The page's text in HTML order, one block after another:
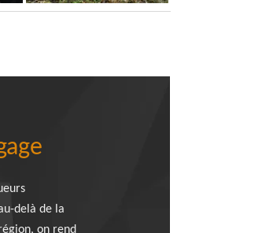
delà de la
on rend